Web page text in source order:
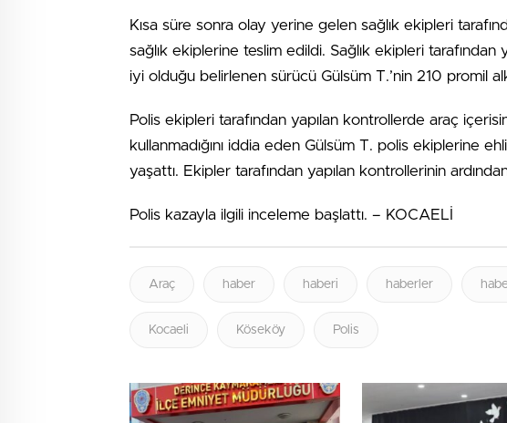
Kısa süre sonra olay yerine gelen sağlık ekipleri
sağlık ekiplerine teslim edildi. Sağlık ekipleri tarafından
iyi olduğu belirlenen sürücü Gülsüm T.’nin 210 promil
Polis ekipleri tarafından yapılan kontrollerde araç
kullanmadığını iddia eden Gülsüm T. polis ekiplerine
yaşattı. Ekipler tarafından yapılan kontrollerinin
Polis kazayla ilgili inceleme başlattı. – KOCAELİ
Araç haber haberi haberler
Kocaeli Köseköy Polis